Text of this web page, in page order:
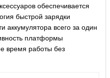
обеспечивается
быстрой зарядки
аккумулятора всего за один
платформы
время работы без